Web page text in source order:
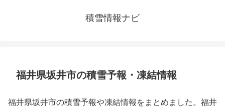
積雪情報ナビ
福井県坂井市の積雪予報・凍結情報
福井県坂井市の積雪予報や凍結情報をまとめました。福井